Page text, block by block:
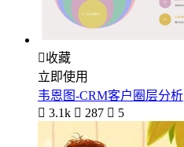
收藏
立即使用
韦恩图-CRM客户圈层分析
 3.1k  287  5